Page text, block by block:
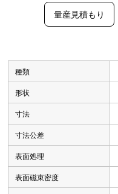
量産見積もり
種類
形状
寸法
寸法公差
表面処理
表面磁束密度